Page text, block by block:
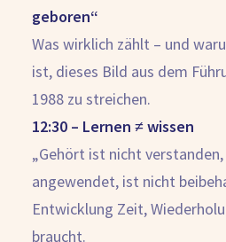
geboren“
Was wirklich zählt – und
ist, dieses Bild aus dem
1988 zu streichen.
12:30 – Lernen ≠ wissen
„Gehört ist nicht
angewendet, ist nicht
Entwicklung Zeit,
braucht.